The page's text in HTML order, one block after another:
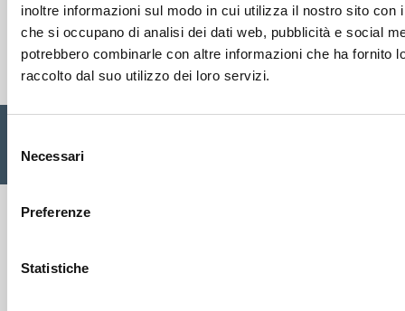
inoltre informazioni sul modo in cui utilizza il nostro sito con
che si occupano di analisi dei dati web, pubblicità e social
potrebbero combinarle con altre informazioni che ha fornito
raccolto dal suo utilizzo dei loro servizi.
del
consenso
Necessari
Preferenze
Statistiche
Cisalfa Group